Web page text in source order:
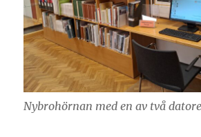
Nybrohörnan med en av två